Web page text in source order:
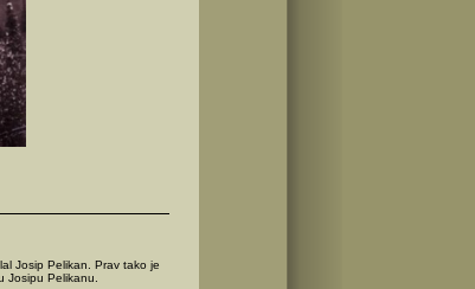
Josip Pelikan. Prav tako je
Josipu Pelikanu.